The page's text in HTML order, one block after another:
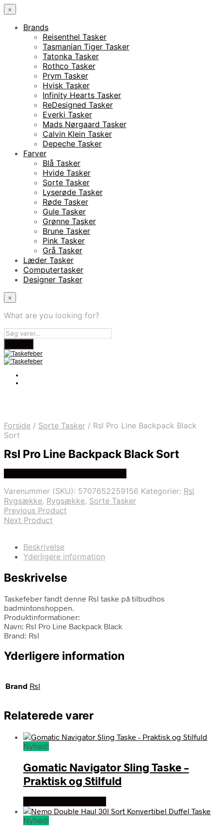
×
Brands
Reisenthel Tasker
Tasmanian Tiger Tasker
Tatonka Tasker
Rothco Tasker
Prym Tasker
Hvisk Tasker
Infinity Hearts Tasker
ReDesigned Tasker
Everki Tasker
Mads Nørgaard Tasker
Calvin Klein Tasker
Depeche Tasker
Farver
Blå Tasker
Hvide Tasker
Sorte Tasker
Lyserøde Tasker
Røde Tasker
Gule Tasker
Grønne Tasker
Brune Tasker
Pink Tasker
Grå Tasker
Læder Tasker
Computertasker
Designer Tasker
×
What are you looking for?
Forside / Sorte Tasker / Rsl Pro Line Backpack Black
Sort
Rsl Pro Line Backpack Black Sort
Varenummer (SKU): 5707652259156 Kategorier: Rsl
Rygsække, Rygsække, Sorte Tasker
Previous Product
Next Product
Beskrivelse
Yderligere information
Beskrivelse
Taskefeber fandt denne Rsl taske på tilbudhos
badmintonshoppen.
Produktinformationer:
Navn: Rsl Pro Line Backpack Black
Brand: Rsl
Yderligere information
Brand Rsl
Relaterede varer
Nyhed!
Gomatic Navigator Sling Taske –
Praktisk og Stilfuld
Nyhed!